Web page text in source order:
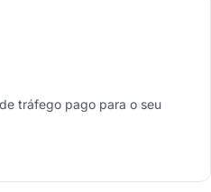
tráfego pago para o seu